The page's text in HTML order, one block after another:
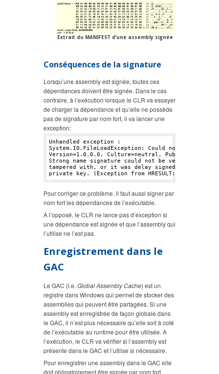
Extrait du MANIFEST d’une assembly signée
Conséquences de la signature
Lorsqu’une assembly est signée, toutes ces
dépendances doivent être signée. Dans le cas
contraire, à l’exécution lorsque le CLR va essayer
de charger la dépendance et qu’elle ne possède
pas de signature par nom fort, il va lancer une
exception:
Unhandled exception :
System.IO.FileLoadException: Could not load file
Version=1.0 .0.0 , Culture=neutral,
Strong name signature could not be verified. The
tampered with, or it was delay signed but not
private key. (Exception from HRESULT:
Pour corriger ce problème, il faut aussi signer par
nom fort les dépendances de l’exécutable.
A l’opposé, le CLR ne lance pas d’exception si
une dépendance est signée et que l’assembly qui
l’utilise ne l’est pas.
Enregistrement dans le
GAC
Le GAC (i.e. Global Assembly Cache) est un
registre dans Windows qui permet de stocker des
assemblies qui peuvent être partagées. Si une
assembly est enregistrée de façon globale dans
le GAC, il n’est plus nécessaire qu’elle soit à coté
de l’exécutable au runtime pour être utilisée. A
l’exécution, le CLR va vérifier si l’assembly est
présente dans le GAC et l’utilise si nécessaire.
Pour enregistrer une assembly dans le GAC elle
doit obligatoirement être signée par nom fort.